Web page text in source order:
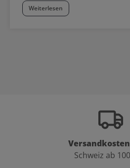
Weiterlesen
Schweiz ab